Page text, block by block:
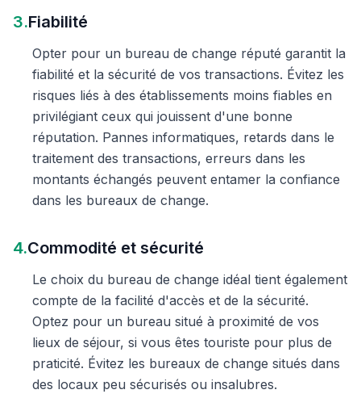
3.Fiabilité
Opter pour un bureau de change réputé garantit la
fiabilité et la sécurité de vos transactions. Évitez les
risques liés à des établissements moins fiables en
privilégiant ceux qui jouissent d'une bonne
réputation. Pannes informatiques, retards dans le
traitement des transactions, erreurs dans les
montants échangés peuvent entamer la confiance
dans les bureaux de change.
4.Commodité et sécurité
Le choix du bureau de change idéal tient également
compte de la facilité d'accès et de la sécurité.
Optez pour un bureau situé à proximité de vos
lieux de séjour, si vous êtes touriste pour plus de
praticité. Évitez les bureaux de change situés dans
des locaux peu sécurisés ou insalubres.